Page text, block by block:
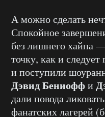
А можно сделать
Спокойное
без лишнего хайпа
точку, как и
и поступили
Дэвид Бениоффи
дали повода
фанатских лагерей